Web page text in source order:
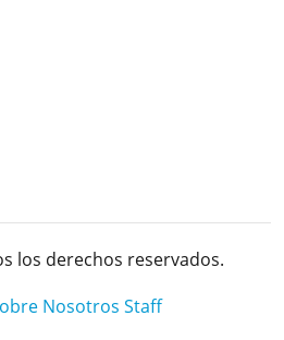
los derechos reservados.
Nosotros Staff